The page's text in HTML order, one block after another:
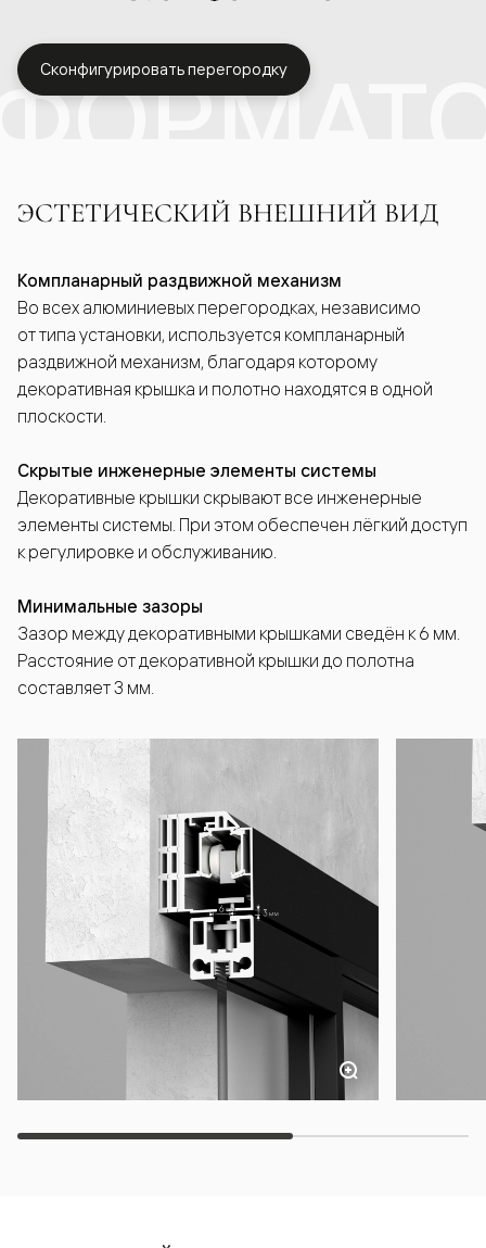
Сконфигурировать перегородку
ЭСТЕТИЧЕСКИЙ ВНЕШНИЙ ВИД
Компланарный раздвижной механизм
Во всех алюминиевых перегородках, независимо
от типа установки, используется компланарный
раздвижной механизм, благодаря которому
декоративная крышка и полотно находятся в одной
плоскости.
Скрытые инженерные элементы системы
Декоративные крышки скрывают все инженерные
элементы системы. При этом обеспечен лёгкий доступ
к регулировке и обслуживанию.
Минимальные зазоры
Зазор между декоративными крышками сведён к 6 мм.
Расстояние от декоративной крышки до полотна
составляет 3 мм.